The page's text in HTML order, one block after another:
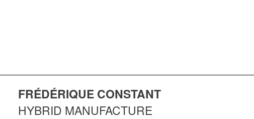
FRÉDÉRIQUE CONSTANT
HYBRID MANUFACTURE